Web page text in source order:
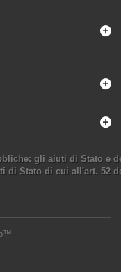
gli aiuti di Stato e
di Stato di cui all'art. 52